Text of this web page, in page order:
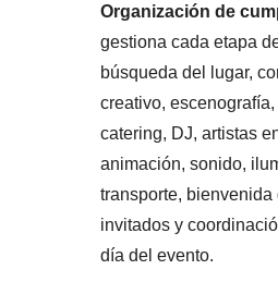
Organización de
gestiona cada etapa
búsqueda del lugar,
creativo,
catering, DJ, artistas
animación, sonido,
transporte, bienvenida
invitados y
día del evento.